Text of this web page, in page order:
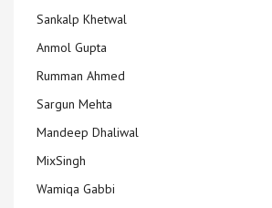
Sankalp Khetwal
Anmol Gupta
Rumman Ahmed
Sargun Mehta
Mandeep Dhaliwal
MixSingh
Wamiqa Gabbi